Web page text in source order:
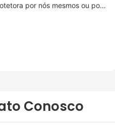
por nós mesmos ou por
Conosco